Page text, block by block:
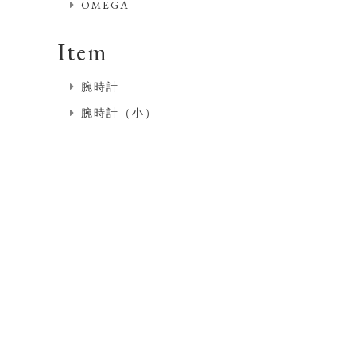
OMEGA
Item
腕時計
腕時計（小）